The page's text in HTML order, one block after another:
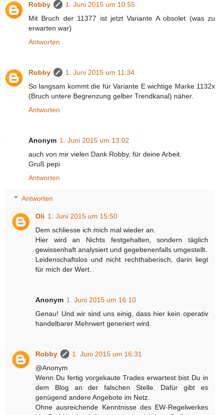
Robby
1. Juni 2015 um 10:55
Mit Bruch der 11377 ist jetzt Variante A obsolet (was zu
erwarten war)
Antworten
Robby
1. Juni 2015 um 11:34
So langsam kommt die für Variante E wichtige Marke 1132x
(Bruch untere Begrenzung gelber Trendkanal) näher.
Antworten
Anonym 1. Juni 2015 um 13:02
auch von mir vielen Dank Robby, für deine Arbeit.
Gruß pepi
Antworten
Antworten
Oli 1. Juni 2015 um 15:50
Dem schliesse ich mich mal wieder an.
Hier wird an Nichts festgehalten, sondern täglich
gewissenhaft analysiert und gegebenenfalls umgestellt.
Leidenschaftslos und nicht rechthaberisch, darin liegt
für mich der Wert.
Anonym 1. Juni 2015 um 16:10
Genau! Und wir sind uns einig, dass hier kein operativ
handelbarer Mehrwert generiert wird.
Robby
1. Juni 2015 um 16:31
@Anonym
Wenn Du fertig vorgekaute Trades erwartest bist Du in
dem Blog an der falschen Stelle. Dafür gibt es
genügend andere Angebote im Netz.
Ohne ausreichende Kenntnisse des EW-Regelwerkes